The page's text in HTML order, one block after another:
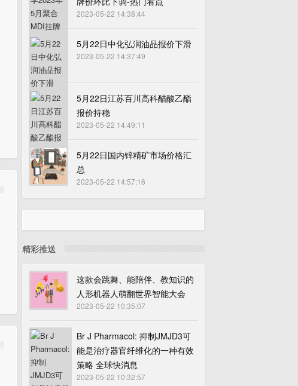
2023-05-22 14:38:44
5月22日中化弘润油品报价下滑
2023-05-22 14:37:49
5月22日江苏百川高科醋酸乙酯
报价持稳
2023-05-22 14:49:11
5月22日国内锌精矿市场价格汇
总
2023-05-22 14:57:16
精彩推送
这款会跳舞、能陪伴、教知识的
人形机器人萌翻世界智能大会
2023-05-22 10:35:07
Br J Pharmacol: 抑制JMJD3可
能是治疗器官纤维化的一种有效
策略 全球快消息
2023-05-22 10:32:57